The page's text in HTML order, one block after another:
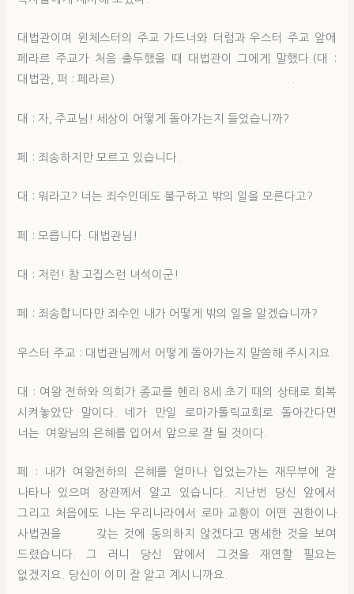
대법관이며 윈체스터의 주교 가드너와 더럼과 우스터 주교 앞에
페라르 주교가 처음 출두했을 때 대법관이 그에게 말했다.(대 :
대법관, 퍼 : 페라르) .
대 : 자, 주교님! 세상이 어떻게 돌아가는지 들었습니까?
페 : 죄송하지만 모르고 있습니다.
대 : 뭐라고? 너는 죄수인데도 불구하고 밖의 일을 모른다고?
페 : 모릅니다. 대법관님!
대 : 저런! 참 고집스런 녀석이군!
페 : 죄송합니다만 죄수인 내가 어떻게 밖의 일을 알겠습니까?
우스터 주교 : 대법관님께서 어떻게 돌아가는지 말씀해 주시지요.
대 : 여왕 전하와 의회가 종교를 헨리 8세 초기 때의 상태로 회복
시켜놓았단 말이다. 네가 만일 로마가톨릭교회로 돌아간다면
너는 여왕님의 은혜를 입어서 앞으로 잘 될 것이다.
페 : 내가 여왕전하의 은혜를 얼마나 입었는가는 재무부에 잘
나타나 있으며 장관께서 알고 있습니다. 지난번 당신 앞에서
그리고 처음에도 나는 우리나라에서 로마 교황이 어떤 권한이나
사법권을 갖는 것에 동의하지 않겠다고 맹세한 것을 보여
드렸습니다. 그 러니 당신 앞에서 그것을 재연할 필요는
없겠지요. 당신이 이미 잘 알고 계시니까요.